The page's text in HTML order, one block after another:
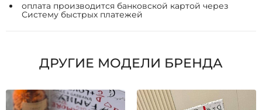
оплата производится банковской картой через
Систему быстрых платежей
ДРУГИЕ МОДЕЛИ БРЕНДА